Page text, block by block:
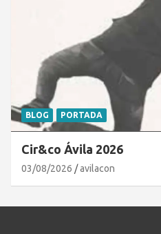
BLOG PORTADA
Cir&co Ávila 2026
03/08/2026 avilacon